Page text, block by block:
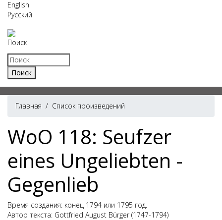
English
Русский
Поиск
Главная / Список произведений
WoO 118: Seufzer
eines Ungeliebten -
Gegenlieb
Время создания: конец 1794 или 1795 год.
Автор текста: Gottfried August Bürger (1747-1794)